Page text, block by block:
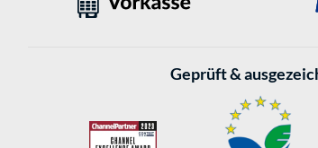
Geprüft &